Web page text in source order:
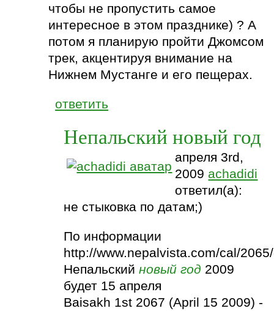
чтобы не пропустить самое
интересное в этом празднике) ? А
потом я планирую пройти Джомсом
трек, акцентируя внимание на
Нижнем Мустанге и его пещерах.
ответить
Непальский новый год
апреля 3rd,
2009 achadidi
ответил(а):
не стыковка по датам;)
По информации
http://www.nepalvista.com/cal/
Непальскийновый год 2009
будет 15 апреля
Baisakh 1st 2067 (April 15 2009) -